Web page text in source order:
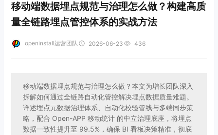
移动端数据埋点规范与治理怎么做？构建高质
量全链路埋点管控体系的实战方法
openinstall运营团队 2026-06-23 436
移动端数据埋点规范与治理怎么做？本文为增长团队深入
拆解如何通过全链路自动化管控解决埋点数据质量难题。
详述埋点元数据治理体系、自动化校验管线与多端同步策
略，配合 Open-APP 移动统计 的中立治理底座，将埋点
数据一致性提升至 99.5%，确保 BI 看板决策精准，彻底